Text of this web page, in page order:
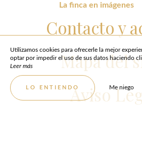
La finca en imágenes
Contacto y
Mapa del
Aviso
Utilizamos cookies para ofrecerle la mejor
optar por impedir el uso de sus datos haciendo
Leer más
LO ENTIENDO Me niego